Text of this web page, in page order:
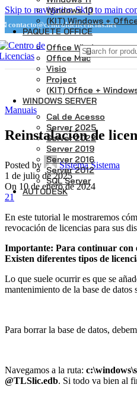
Skip to navigationSkip to main
contacto@centraldelicencias.net
Windows 10
(KIT) Windows +
PAQUETE OFFICE
Office Windows
Office Mac
Visio
Project
(KIT) Office +
WINDOWS SERVER
Cal de Acesso
Server 2025
Server 2022
Server 2019
Server 2016
Server 2012
SQL Server
AUTODESK
Manuais
Reinstalación de
Posted by
Sistema Sistema
1 de julio de 2025
On 10 de enero de 2024
21
En este tutorial le mostraremos
revocación de licencias para sus
Importante: Para continuar con
Existen diferentes tipos de
Lo que suele ocurrir es que se
mantenimiento de la base de
Para borrar la base de datos,
Navegamos a la ruta:
@TLSlic.edb. Si todo va bien al